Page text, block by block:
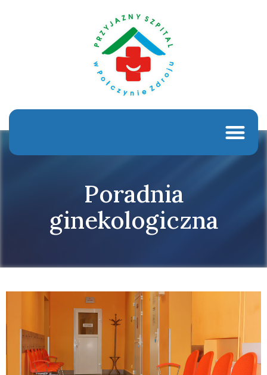
Poradnia
ginekologiczna